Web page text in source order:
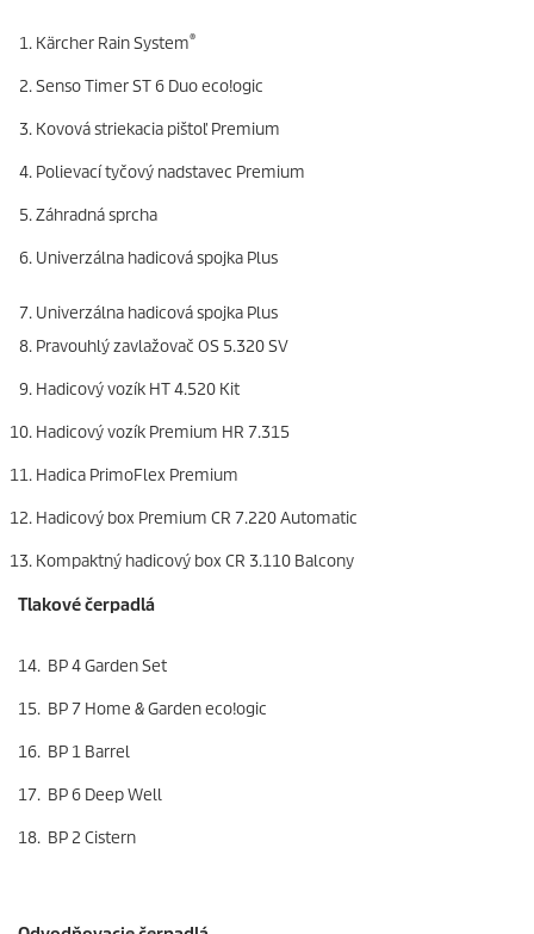
Kärcher Rain System®
Senso Timer ST 6 Duoeco!ogic
Kovová striekacia pištoľ Premium
Polievací tyčový nadstavec Premium
Záhradná sprcha
Univerzálna hadicová spojka Plus
Univerzálna hadicová spojka Plus
Pravouhlý zavlažovač OS 5.320 SV
Hadicový vozík HT 4.520 Kit
Hadicový vozík Premium HR 7.315
Hadica PrimoFlex Premium
Hadicový box Premium CR 7.220 Automatic
Kompaktný hadicový box CR 3.110 Balcony
Tlakové čerpadlá
14. BP 4 Garden Set
15. BP 7 Home & Gardeneco!ogic
16. BP 1 Barrel
17. BP 6 Deep Well
18. BP 2 Cistern